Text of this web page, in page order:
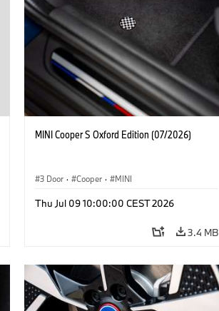
MINI Cooper S Oxford Edition (07/2026)
3 Door · Cooper · MINI
Thu Jul 09 10:00:00 CEST 2026
3.4 MB